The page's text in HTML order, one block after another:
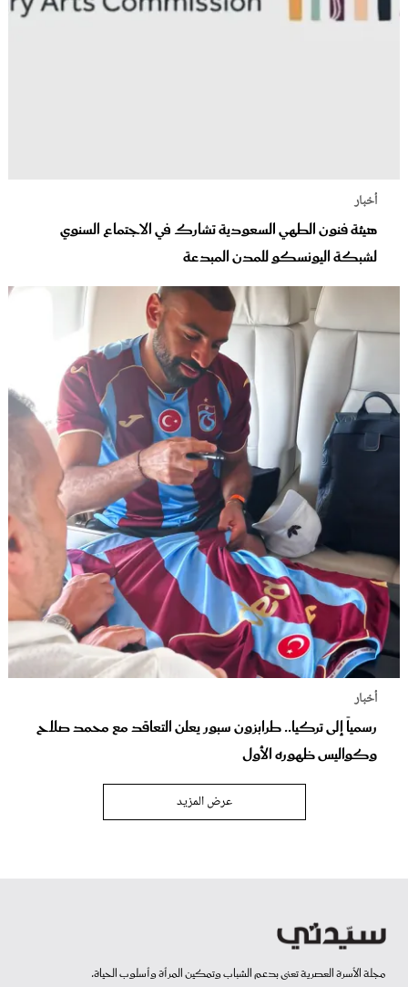
أخبار
هيئة فنون الطهي السعودية تشارك في الاجتماع السنوي
لشبكة اليونسكو للمدن المبدعة
أخبار
رسمياً إلى تركيا.. طرابزون سبور يعلن التعاقد مع محمد صلاح
وكواليس ظهوره الأول
عرض المزيد
مجلة الأسرة العصرية تعنى بدعم الشباب وتمكين المرأة وأسلوب الحياة.